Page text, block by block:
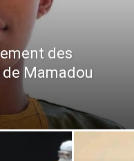
des
Mamadou